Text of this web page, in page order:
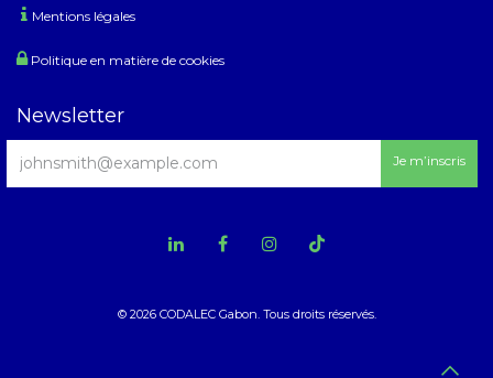
Mentions légales
Politique en matière de cookies
© 2026 CODALEC Gabon. Tous droits réservés.
Newsletter
Je m’inscris